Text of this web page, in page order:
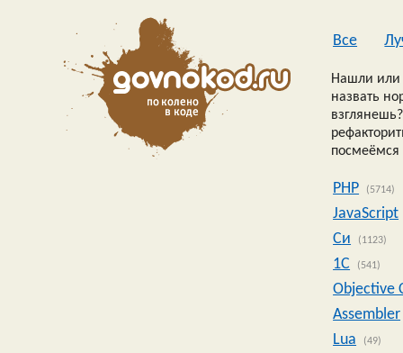
Все
Нашли или
назвать
посмеёмся
PHP (5714)
JavaScript
Си
(1123)
1C (541)
Objective
Assembler
Lua
(49)